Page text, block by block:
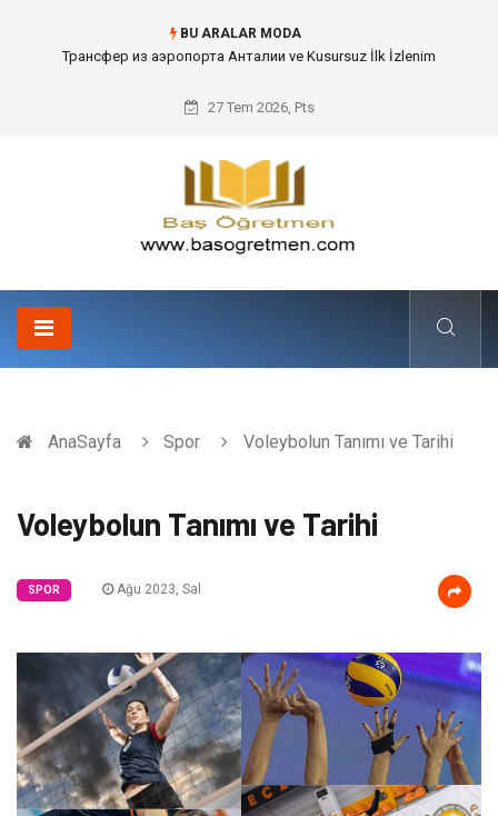
BU ARALAR MODA
Kafes Sandık ve Peyzaj Mimarisinde Dev Bitkilerin Transferi
27 Tem 2026, Pts
AnaSayfa Spor Voleybolun Tanımı ve Tarihi
Voleybolun Tanımı ve Tarihi
SPOR Ağu 2023, Sal